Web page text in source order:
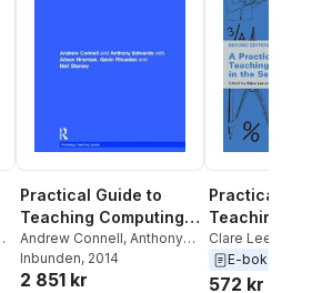
,
Practical Guide to
Teaching Computing
and ICT in the
Secondary School
Andrew Connell, Anthony
Edwards,Alison Hramiak
Gavin Rhoades
Inbunden, 2014
2 851 kr
Practical
Teaching
Mathematics
Secondary
Clare Lee
Penny
E-bok
572 kr